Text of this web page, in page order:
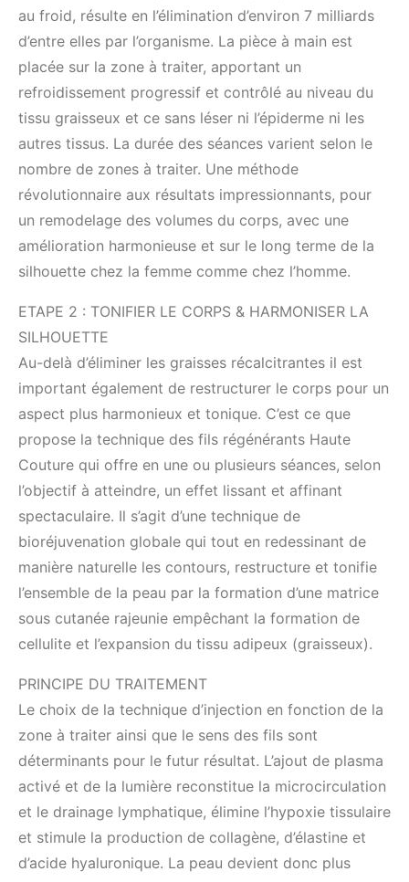
au froid, résulte en l’élimination d’environ 7 milliards
d’entre elles par l’organisme. La pièce à main est
placée sur la zone à traiter, apportant un
refroidissement progressif et contrôlé au niveau du
tissu graisseux et ce sans léser ni l’épiderme ni les
autres tissus. La durée des séances varient selon le
nombre de zones à traiter. Une méthode
révolutionnaire aux résultats impressionnants, pour
un remodelage des volumes du corps, avec une
amélioration harmonieuse et sur le long terme de la
silhouette chez la femme comme chez l’homme.
ETAPE 2 : TONIFIER LE CORPS & HARMONISER LA
SILHOUETTE
Au-delà d’éliminer les graisses récalcitrantes il est
important également de restructurer le corps pour un
aspect plus harmonieux et tonique. C’est ce que
propose la technique des fils régénérants Haute
Couture qui offre en une ou plusieurs séances, selon
l’objectif à atteindre, un effet lissant et affinant
spectaculaire. Il s’agit d’une technique de
bioréjuvenation globale qui tout en redessinant de
manière naturelle les contours, restructure et tonifie
l’ensemble de la peau par la formation d’une matrice
sous cutanée rajeunie empêchant la formation de
cellulite et l’expansion du tissu adipeux (graisseux).
PRINCIPE DU TRAITEMENT
Le choix de la technique d’injection en fonction de la
zone à traiter ainsi que le sens des fils sont
déterminants pour le futur résultat. L’ajout de plasma
activé et de la lumière reconstitue la microcirculation
et le drainage lymphatique, élimine l’hypoxie tissulaire
et stimule la production de collagène, d’élastine et
d’acide hyaluronique. La peau devient donc plus